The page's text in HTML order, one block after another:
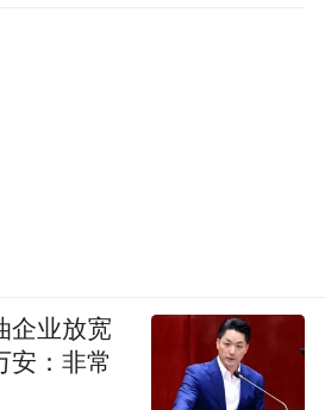
企业放宽
安：非常